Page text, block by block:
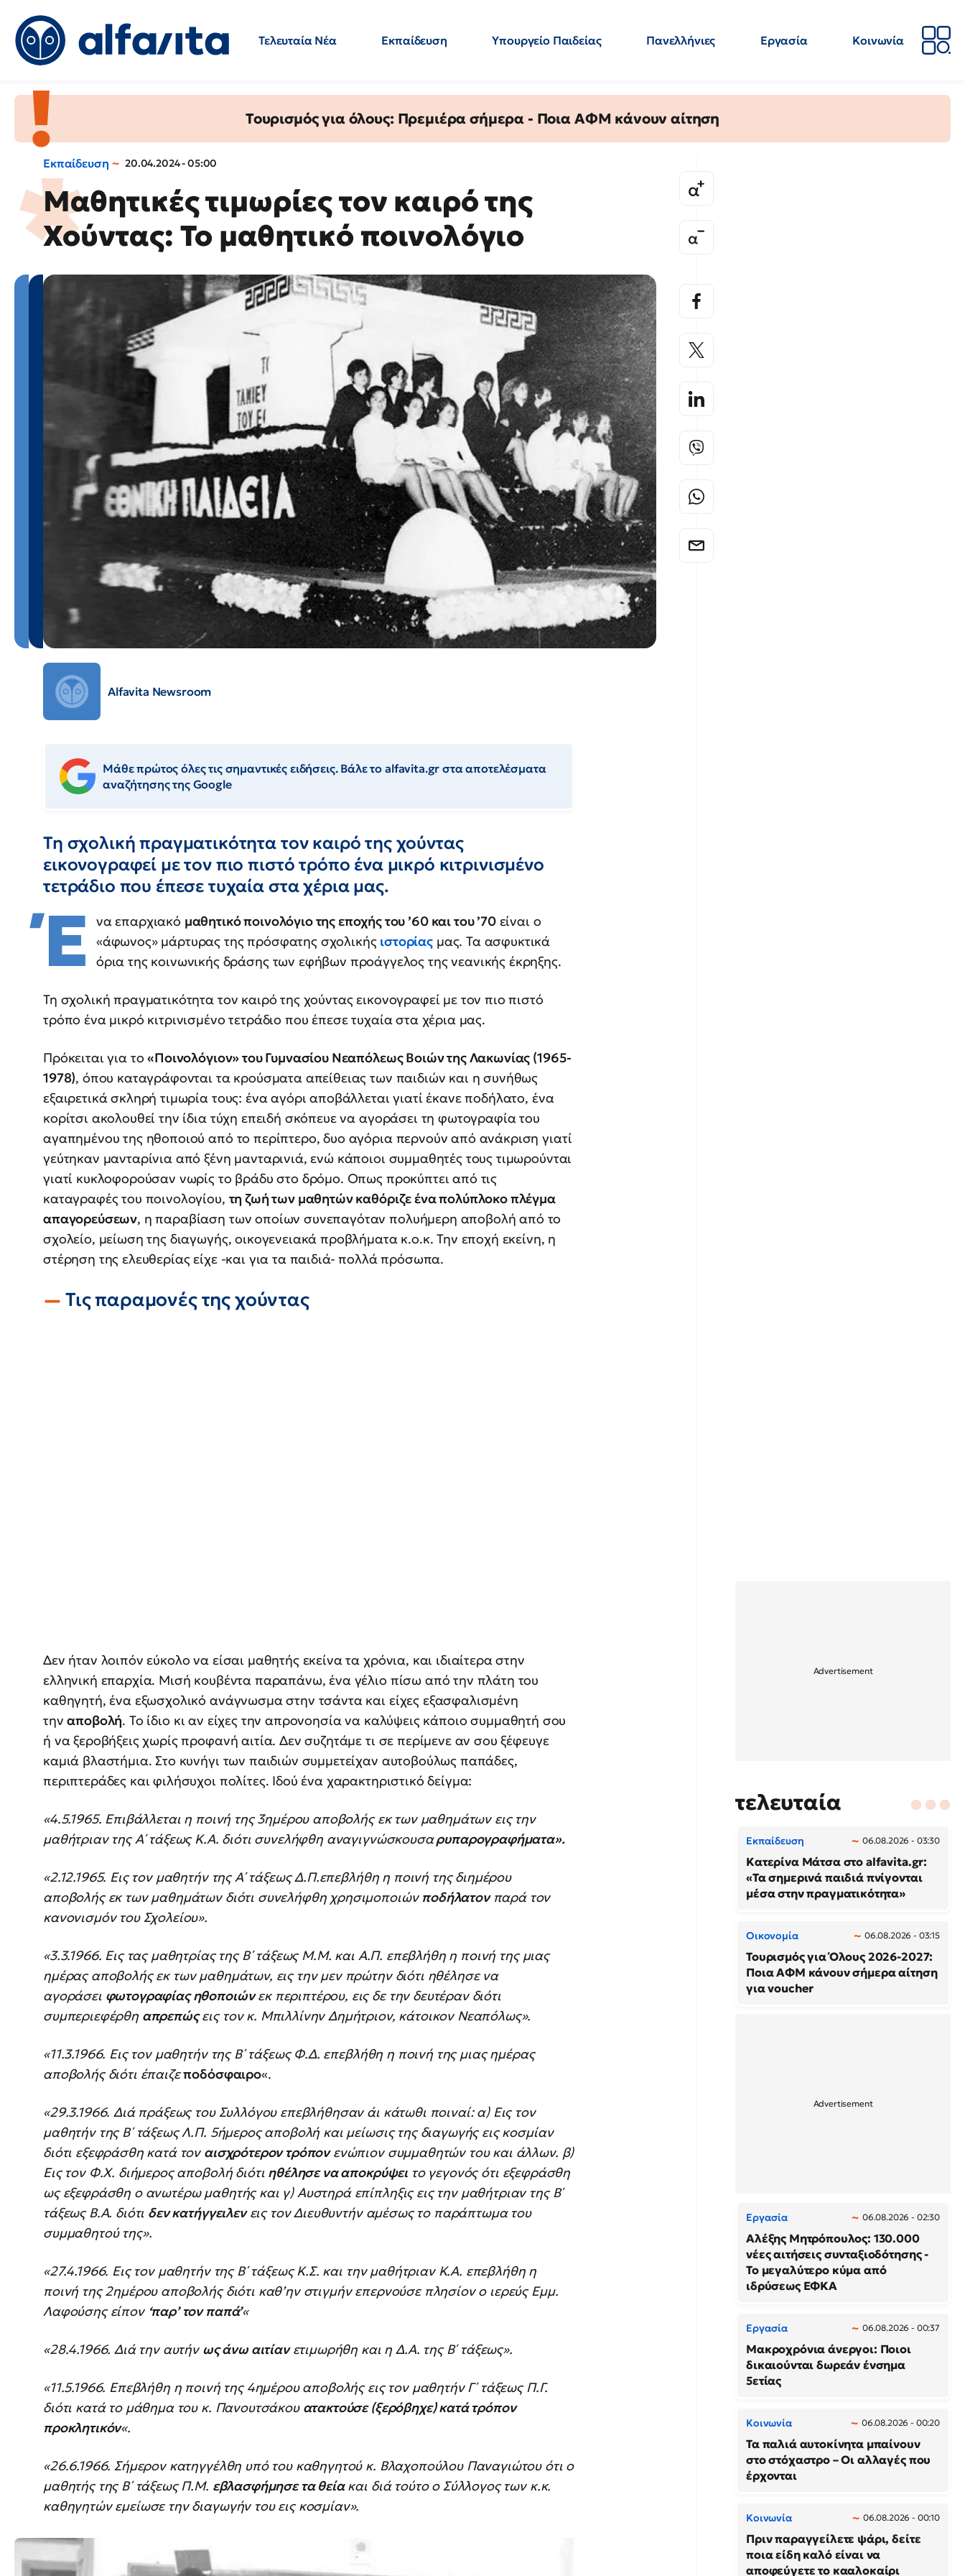
Τελευταία Νέα Εκπαίδευση Υπουργείο Παιδείας Πανελλήνιες Εργασία
Κοινωνία
Τουρισμός για όλους: Πρεμιέρα σήμερα - Ποια ΑΦΜ κάνουν αίτηση
Εκπαίδευση 20.04.2024 - 05:00
Μαθητικές τιμωρίες τον καιρό της
Χούντας: Το μαθητικό ποινολόγιο
Alfavita Newsroom
Μάθε πρώτος όλες τις σημαντικές ειδήσεις. Βάλε το alfavita.gr στα αποτελέσματα
αναζήτησης της Google
Τη σχολική πραγματικότητα τον καιρό της χούντας
εικονογραφεί με τον πιο πιστό τρόπο ένα μικρό κιτρινισμένο
τετράδιο που έπεσε τυχαία στα χέρια μας.
Έ να επαρχιακό μαθητικό ποινολόγιο της εποχής του ’60 και του ’70είναι ο
«άφωνος» μάρτυρας της πρόσφατης σχολικής ιστορίας μας. Τα ασφυκτικά
όρια της κοινωνικής δράσης των εφήβων προάγγελος της νεανικής έκρηξης.
Τη σχολική πραγματικότητα τον καιρό της χούντας εικονογραφεί με τον πιο πιστό
τρόπο ένα μικρό κιτρινισμένο τετράδιο που έπεσε τυχαία στα χέρια μας.
Πρόκειται για το«Ποινολόγιον» του Γυμνασίου Νεαπόλεως Βοιών της Λακωνίας (1965-
1978), όπου καταγράφονται τα κρούσματα απείθειας των παιδιών και η συνήθως
εξαιρετικά σκληρή τιμωρία τους: ένα αγόρι αποβάλλεται γιατί έκανε ποδήλατο, ένα
κορίτσι ακολουθεί την ίδια τύχη επειδή σκόπευε να αγοράσει τη φωτογραφία του
αγαπημένου της ηθοποιού από το περίπτερο, δυο αγόρια περνούν από ανάκριση γιατί
γεύτηκαν μανταρίνια από ξένη μανταρινιά, ενώ κάποιοι συμμαθητές τους τιμωρούνται
γιατί κυκλοφορούσαν νωρίς το βράδυ στο δρόμο. Οπως προκύπτει από τις
καταγραφές του ποινολογίου, τη ζωή των μαθητών καθόριζε ένα πολύπλοκο πλέγμα
απαγορεύσεων, η παραβίαση των οποίων συνεπαγόταν πολυήμερη αποβολή από το
σχολείο, μείωση της διαγωγής, οικογενειακά προβλήματα κ.ο.κ. Την εποχή εκείνη, η
στέρηση της ελευθερίας είχε -και για τα παιδιά- πολλά πρόσωπα.
Τις παραμονές της χούντας
Δεν ήταν λοιπόν εύκολο να είσαι μαθητής εκείνα τα χρόνια, και ιδιαίτερα στην
ελληνική επαρχία. Μισή κουβέντα παραπάνω, ένα γέλιο πίσω από την πλάτη του
καθηγητή, ένα εξωσχολικό ανάγνωσμα στην τσάντα και είχες εξασφαλισμένη
τηναποβολή. Το ίδιο κι αν είχες την απρονοησία να καλύψεις κάποιο συμμαθητή σου
ή να ξεροβήξεις χωρίς προφανή αιτία. Δεν συζητάμε τι σε περίμενε αν σου ξέφευγε
καμιά βλαστήμια. Στο κυνήγι των παιδιών συμμετείχαν αυτοβούλως παπάδες,
περιπτεράδες και φιλήσυχοι πολίτες. Ιδού ένα χαρακτηριστικό δείγμα:
«4.5.1965. Επιβάλλεται η ποινή της 3ημέρου αποβολής εκ των μαθημάτων εις την
μαθήτριαν της Α΄ τάξεως Κ.Α. διότι συνελήφθη αναγιγνώσκουσαρυπαρογραφήματα».
«2.12.1965. Εις τον μαθητήν της Α΄ τάξεως Δ.Π.επεβλήθη η ποινή της διημέρου
αποβολής εκ των μαθημάτων διότι συνελήφθη χρησιμοποιών ποδήλατονπαρά τον
κανονισμόν του Σχολείου».
«3.3.1966. Εις τας μαθητρίας της Β΄ τάξεως Μ.Μ. και Α.Π. επεβλήθη η ποινή της μιας
ημέρας αποβολής εκ των μαθημάτων, εις την μεν πρώτην διότι ηθέλησε να
αγοράσει φωτογραφίας ηθοποιώνεκ περιπτέρου, εις δε την δευτέραν διότι
συμπεριεφέρθη απρεπώςεις τον κ. Μπιλλίνην Δημήτριον, κάτοικον Νεαπόλως».
«11.3.1966. Εις τον μαθητήν της Β΄ τάξεως Φ.Δ. επεβλήθη η ποινή της μιας ημέρας
αποβολής διότι έπαιζεποδόσφαιρο«.
«29.3.1966. Διά πράξεως του Συλλόγου επεβλήθησαν άι κάτωθι ποιναί: α) Εις τον
μαθητήν της Β΄ τάξεως Λ.Π. 5ήμερος αποβολή και μείωσις της διαγωγής εις κοσμίαν
διότι εξεφράσθη κατά τον αισχρότερον τρόπονενώπιον συμμαθητών του και άλλων. β)
Εις τον Φ.Χ. διήμερος αποβολή διότι ηθέλησε να αποκρύψει το γεγονός ότι εξεφράσθη
ως εξεφράσθη ο ανωτέρω μαθητής και γ) Αυστηρά επίπληξις εις την μαθήτριαν της Β΄
τάξεως Β.Α. διότι δεν κατήγγειλενεις τον Διευθυντήν αμέσως το παράπτωμα του
συμμαθητού της».
«27.4.1966. Εις τον μαθητήν της Β΄ τάξεως Κ.Σ. και την μαθήτριαν Κ.Α. επεβλήθη η
ποινή της 2ημέρου αποβολής διότι καθ’ην στιγμήν επερνούσε πλησίον ο ιερεύς Εμμ.
Λαφούσης είπον ‘παρ’ τον παπά’«
«28.4.1966. Διά την αυτήν ως άνω αιτίανετιμωρήθη και η Δ.Α. της Β΄ τάξεως».
«11.5.1966. Επεβλήθη η ποινή της 4ημέρου αποβολής εις τον μαθητήν Γ΄ τάξεως Π.Γ.
διότι κατά το μάθημα του κ. Πανουτσάκου ατακτούσε (ξερόβηχε) κατά τρόπον
προκλητικόν«.
«26.6.1966. Σήμερον κατηγγέλθη υπό του καθηγητού κ. Βλαχοπούλου Παναγιώτου ότι ο
μαθητής της Β΄ τάξεως Π.Μ. εβλασφήμησε τα θείακαι διά τούτο ο Σύλλογος των κ.κ.
καθηγητών εμείωσε την διαγωγήν του εις κοσμίαν».
τελευταία
Εκπαίδευση 06.08.2026 - 03:30
Κατερίνα Μάτσα στο alfavita.gr:
«Τα σημερινά παιδιά πνίγονται
μέσα στην πραγματικότητα»
Οικονομία 06.08.2026 - 03:15
Τουρισμός για Όλους 2026-2027:
Ποια ΑΦΜ κάνουν σήμερα αίτηση
για voucher
Εργασία 06.08.2026 - 02:30
Αλέξης Μητρόπουλος: 130.000
νέες αιτήσεις συνταξιοδότησης -
Το μεγαλύτερο κύμα από
ιδρύσεως ΕΦΚΑ
Εργασία 06.08.2026 - 00:37
Μακροχρόνια άνεργοι: Ποιοι
δικαιούνται δωρεάν ένσημα
5ετίας
Κοινωνία 06.08.2026 - 00:20
Τα παλιά αυτοκίνητα μπαίνουν
στο στόχαστρο – Οι αλλαγές που
έρχονται
Κοινωνία 06.08.2026 - 00:10
Πριν παραγγείλετε ψάρι, δείτε
ποια είδη καλό είναι να
αποφεύγετε το κααλοκαίρι